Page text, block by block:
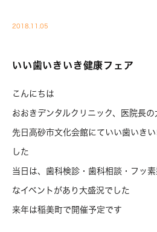
2018.11.05
いい歯いきいき健康フェア
こんにちは
おおきデンタルクリニック、医院長の
先日高砂市文化会館にていい歯いき
した
当日は、歯科検診・歯科相談・フッ
なイベントがあり大盛況でした
来年は稲美町で開催予定です